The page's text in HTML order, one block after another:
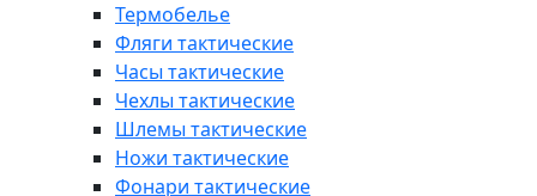
Термобелье
Фляги тактические
Часы тактические
Чехлы тактические
Шлемы тактические
Ножи тактические
Фонари тактические